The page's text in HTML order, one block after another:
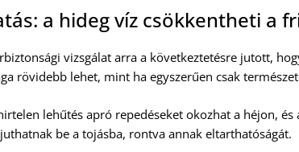
a hideg víz csökkentheti a
vizsgálat arra a következtetésre jutott,
rövidebb lehet, mint ha egyszerűen csak
lehűtés apró repedéseket okozhat a héjon, és
be a tojásba, rontva annak eltarthatóságát.